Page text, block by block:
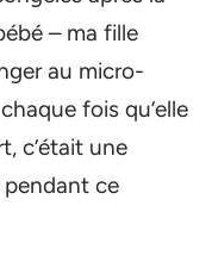
– ma fille
au micro-
fois qu’elle
c’était une
ce